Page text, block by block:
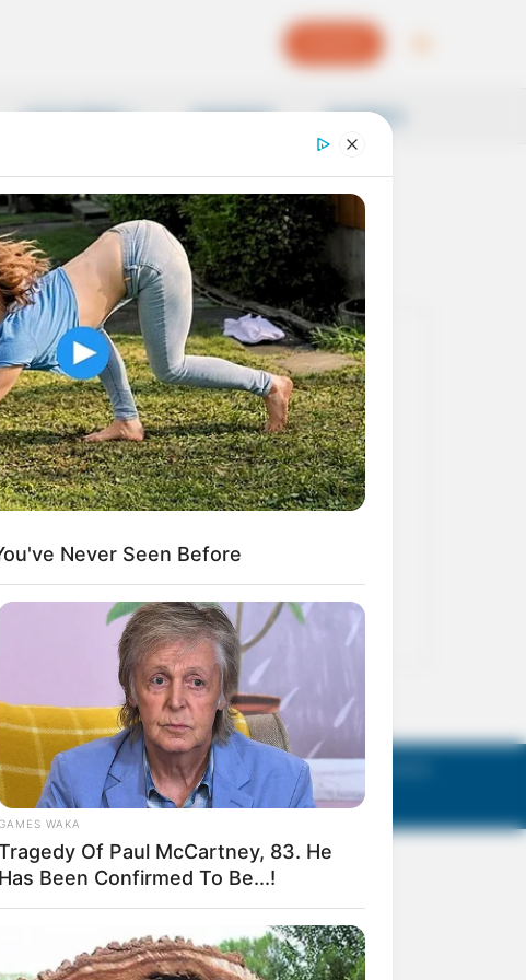
LOCAL NEWS SAMSKRITI BUSINESS
Contact Us Terms of Use Privacy Policy AGM Announcements